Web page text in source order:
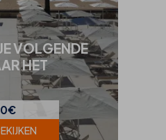
VOLGENDE
HET